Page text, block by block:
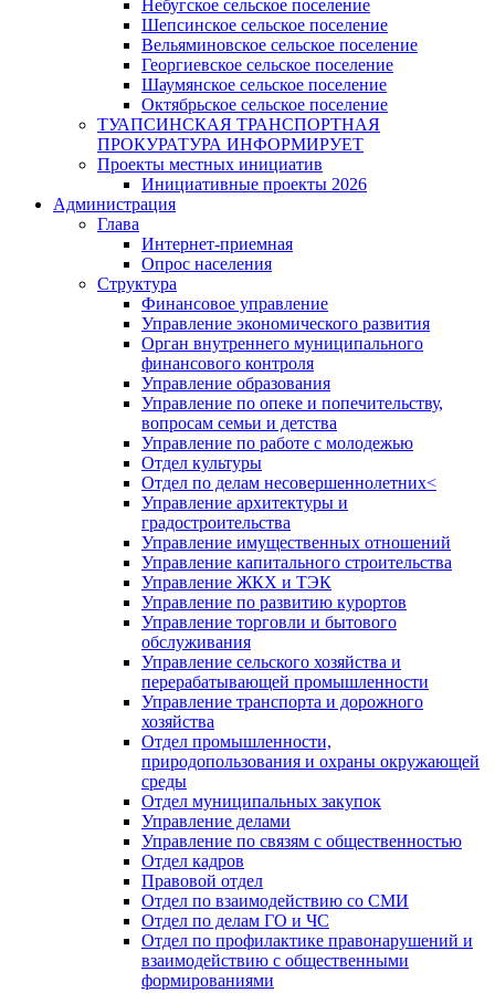
Небугское сельское поселение
Шепсинское сельское поселение
Вельяминовское сельское поселение
Георгиевское сельское поселение
Шаумянское сельское поселение
Октябрьское сельское поселение
ТУАПСИНСКАЯ ТРАНСПОРТНАЯ
ПРОКУРАТУРА ИНФОРМИРУЕТ
Проекты местных инициатив
Инициативные проекты 2026
Администрация
Глава
Интернет-приемная
Опрос населения
Структура
Финансовое управление
Управление экономического развития
Орган внутреннего муниципального
финансового контроля
Управление образования
Управление по опеке и попечительству,
вопросам семьи и детства
Управление по работе с молодежью
Отдел культуры
Отдел по делам несовершеннолетних<
Управление архитектуры и
градостроительства
Управление имущественных отношений
Управление капитального строительства
Управление ЖКХ и ТЭК
Управление по развитию курортов
Управление торговли и бытового
обслуживания
Управление сельского хозяйства и
перерабатывающей промышленности
Управление транспорта и дорожного
хозяйства
Отдел промышленности,
природопользования и охраны окружающей
среды
Отдел муниципальных закупок
Управление делами
Управление по связям с общественностью
Отдел кадров
Правовой отдел
Отдел по взаимодействию со СМИ
Отдел по делам ГО и ЧС
Отдел по профилактике правонарушений и
взаимодействию с общественными
формированиями